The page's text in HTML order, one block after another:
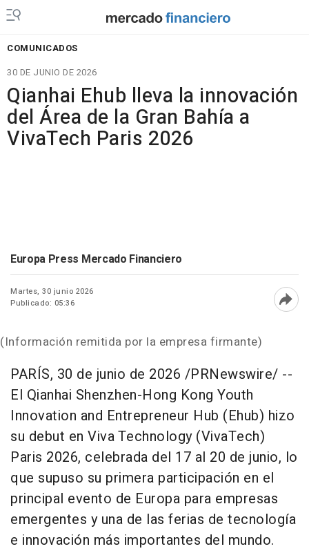
COMUNICADOS
30 DE JUNIO DE 2026
Qianhai Ehub lleva la innovación
del Área de la Gran Bahía a
VivaTech Paris 2026
Europa Press Mercado Financiero
Martes, 30 junio 2026
Publicado: 05:36
(Información remitida por la empresa firmante)
PARÍS, 30 de junio de 2026 /PRNewswire/ --
El Qianhai Shenzhen-Hong Kong Youth
Innovation and Entrepreneur Hub (Ehub) hizo
su debut en Viva Technology (VivaTech)
Paris 2026, celebrada del 17 al 20 de junio, lo
que supuso su primera participación en el
principal evento de Europa para empresas
emergentes y una de las ferias de tecnología
e innovación más importantes del mundo.